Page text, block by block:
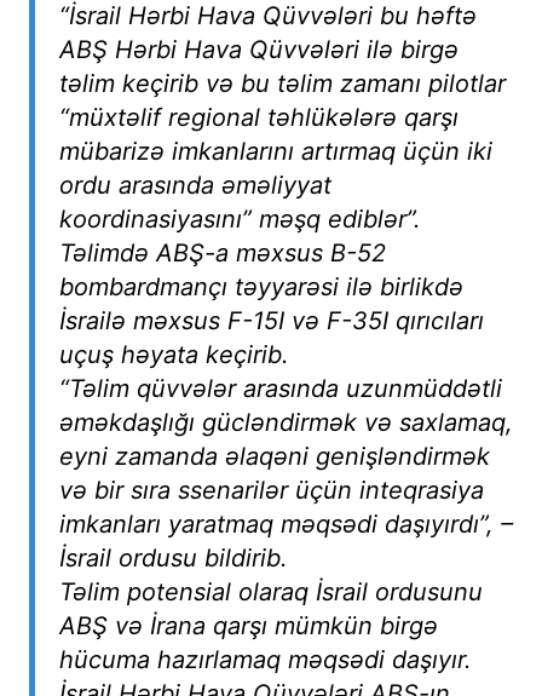
“İsrail Hərbi Hava Qüvvələri bu həftə
ABŞ Hərbi Hava Qüvvələri ilə birgə
təlim keçirib və bu təlim zamanı pilotlar
“müxtəlif regional təhlükələrə qarşı
mübarizə imkanlarını artırmaq üçün iki
ordu arasında əməliyyat
koordinasiyasını” məşq ediblər”.
Təlimdə ABŞ-a məxsus B-52
bombardmançı təyyarəsi ilə birlikdə
İsrailə məxsus F-15I və F-35I qırıcıları
uçuş həyata keçirib.
“Təlim qüvvələr arasında uzunmüddətli
əməkdaşlığı gücləndirmək və saxlamaq,
eyni zamanda əlaqəni genişləndirmək
və bir sıra ssenarilər üçün inteqrasiya
imkanları yaratmaq məqsədi daşıyırdı”, –
İsrail ordusu bildirib.
Təlim potensial olaraq İsrail ordusunu
ABŞ və İrana qarşı mümkün birgə
hücuma hazırlamaq məqsədi daşıyır.